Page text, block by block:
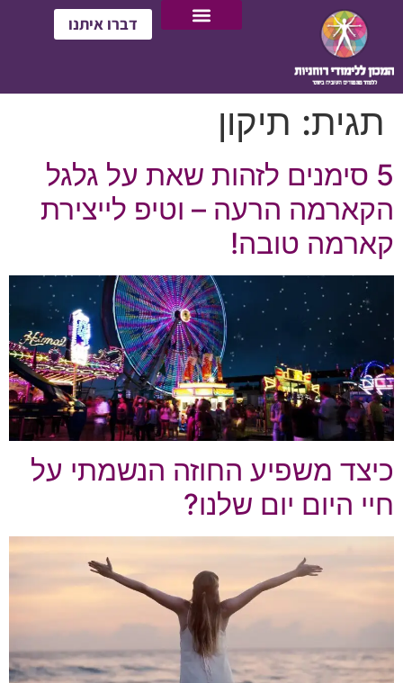
דברו איתנו
תגית: תיקון
5 סימנים לזהות שאת על גלגל
הקארמה הרעה – וטיפ לייצירת
קארמה טובה!
כיצד משפיע החוזה הנשמתי על
חיי היום יום שלנו?